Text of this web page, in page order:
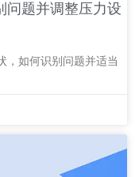
问题并调整压力设
，如何识别问题并适当